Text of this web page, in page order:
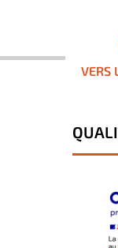
VERS